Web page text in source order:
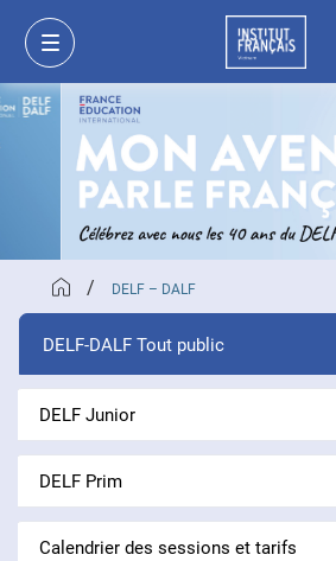
MON PANIER CONNEXION
/ DELF – DALF
DELF-DALF Tout public
DELF Junior
DELF Prim
Calendrier des sessions et tarifs